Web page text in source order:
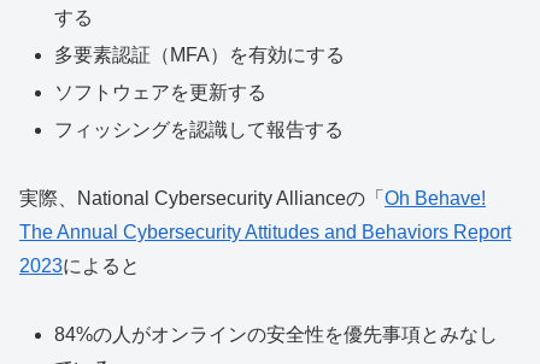
する
多要素認証（MFA）を有効にする
ソフトウェアを更新する
フィッシングを認識して報告する
実際、National Cybersecurity Allianceの「 Oh Behave!
The Annual Cybersecurity Attitudes and Behaviors Report
2023によると
84%の⼈がオンラインの安全性を優先事項とみなし